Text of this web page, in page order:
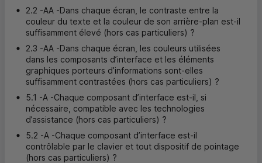
2.2 -AA -Dans chaque écran, le contraste entre la
couleur du texte et la couleur de son arrière-plan est-il
suffisamment élevé (hors cas particuliers) ?
2.3 -AA -Dans chaque écran, les couleurs utilisées
dans les composants d’interface et les éléments
graphiques porteurs d’informations sont-elles
suffisamment contrastées (hors cas particuliers) ?
5.1 -A -Chaque composant d’interface est-il, si
nécessaire, compatible avec les technologies
d’assistance (hors cas particuliers) ?
5.2 -A -Chaque composant d’interface est-il
contrôlable par le clavier et tout dispositif de pointage
(hors cas particuliers) ?